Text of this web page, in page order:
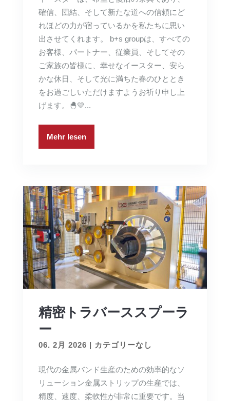
確信、団結、そして新たな道への信頼にど
れほどの力が宿っているかを私たちに思い
出させてくれます。 b+s groupは、すべての
お客様、パートナー、従業員、そしてその
ご家族の皆様に、幸せなイースター、安ら
かな休日、そして光に満ちた春のひととき
をお過ごしいただけますようお祈り申し上
げます。🐣💛...
Mehr lesen
精密トラバーススプーラ
ー
06. 2月 2026 | カテゴリーなし
現代の金属バンド生産のための効率的なソ
リューション金属ストリップの生産では、
精度、速度、柔軟性が非常に重要です。当